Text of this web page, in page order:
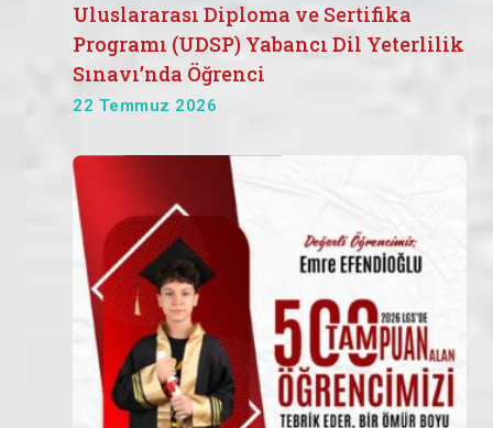
Uluslararası Diploma ve Sertifika
Programı (UDSP) Yabancı Dil Yeterlilik
Sınavı’nda Öğrenci
22 Temmuz 2026